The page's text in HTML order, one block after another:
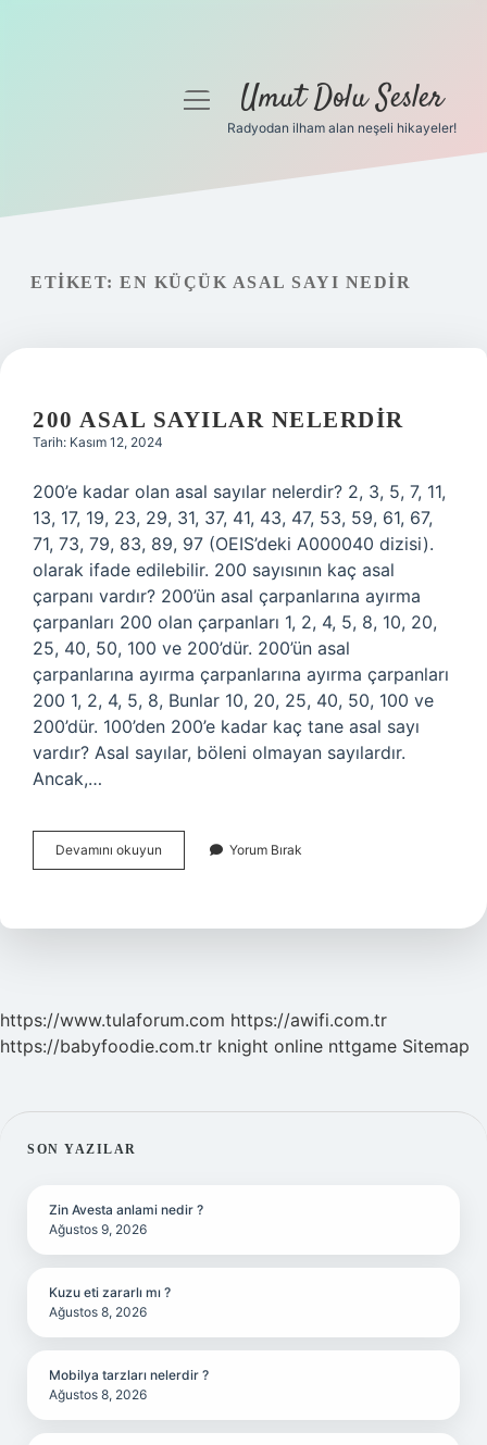
Gizlilik Politikası
menüyüUmut Dolu Sesler
Radyodan ilham alan neşeli hikayeler!
ETIKET: EN KÜÇÜK ASAL SAYI NEDIR
200 ASAL SAYILAR NELERDIR
Tarih: Kasım 12, 2024
200’e kadar olan asal sayılar nelerdir? 2, 3, 5, 7, 11,
13, 17, 19, 23, 29, 31, 37, 41, 43, 47, 53, 59, 61, 67,
71, 73, 79, 83, 89, 97 (OEIS’deki A000040 dizisi).
olarak ifade edilebilir. 200 sayısının kaç asal
çarpanı vardır? 200’ün asal çarpanlarına ayırma
çarpanları 200 olan çarpanları 1, 2, 4, 5, 8, 10, 20,
25, 40, 50, 100 ve 200’dür. 200’ün asal
çarpanlarına ayırma çarpanlarına ayırma çarpanları
200 1, 2, 4, 5, 8, Bunlar 10, 20, 25, 40, 50, 100 ve
200’dür. 100’den 200’e kadar kaç tane asal sayı
vardır? Asal sayılar, böleni olmayan sayılardır.
Ancak,…
Devamını okuyun
Asal
Yorum Bırak
https://www.tulaforum.com https://awifi.com.tr
https://babyfoodie.com.tr knight online nttgame Sitemap
SIDEBAR
SON YAZILAR
Zin Avesta anlami nedir ?
Ağustos 9, 2026
Kuzu eti zararlı mı ?
Ağustos 8, 2026
Mobilya tarzları nelerdir ?
Ağustos 8, 2026